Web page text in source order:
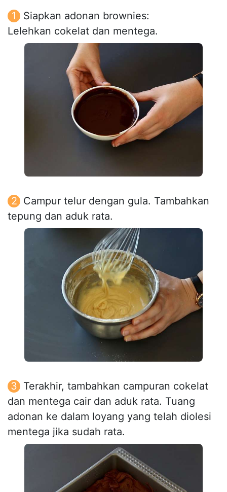
Siapkan adonan brownies:
Lelehkan cokelat dan mentega.
Campur telur dengan gula. Tambahkan
tepung dan aduk rata.
Terakhir, tambahkan campuran cokelat
dan mentega cair dan aduk rata. Tuang
adonan ke dalam loyang yang telah diolesi
mentega jika sudah rata.